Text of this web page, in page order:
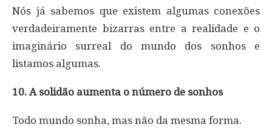
Nós já sabemos que existem algumas conexões
verdadeiramente bizarras entre a realidade e o
imaginário surreal do mundo dos sonhos e
listamos algumas.
10. A solidão aumenta o número de sonhos
Todo mundo sonha, mas não da mesma forma.